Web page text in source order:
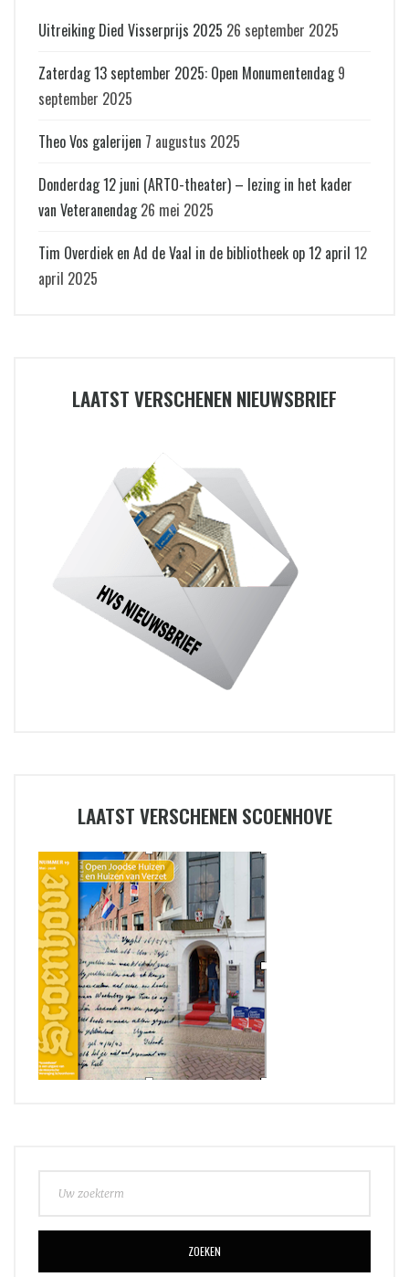
Uitreiking Died Visserprijs 2025 26 september 2025
Zaterdag 13 september 2025: Open Monumentendag 9
september 2025
Theo Vos galerijen 7 augustus 2025
Donderdag 12 juni (ARTO-theater) – lezing in het kader
van Veteranendag 26 mei 2025
Tim Overdiek en Ad de Vaal in de bibliotheek op 12 april 12
april 2025
LAATST VERSCHENEN NIEUWSBRIEF
LAATST VERSCHENEN SCOENHOVE
ZOEKEN